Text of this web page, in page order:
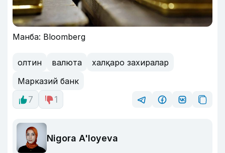
Манба: Bloomberg
олтин валюта
халқаро захиралар
Марказий банк
7
1
Nigora A'loyeva